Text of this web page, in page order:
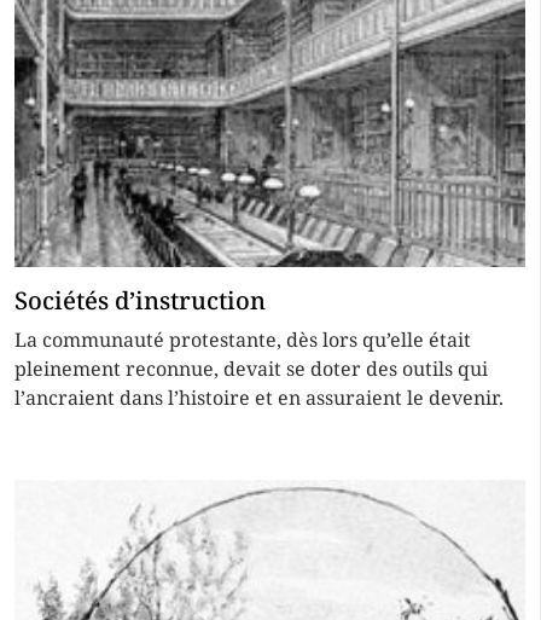
Sociétés d’instruction
La communauté protestante, dès lors qu’elle était
pleinement reconnue, devait se doter des outils qui
l’ancraient dans l’histoire et en assuraient le devenir.